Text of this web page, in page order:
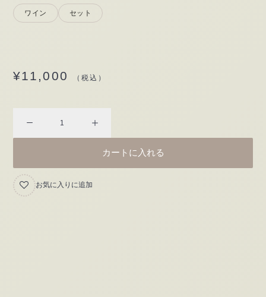
ワイン セット
¥11,000 （税込）
リ
カートに入れる
お気に入りに追加